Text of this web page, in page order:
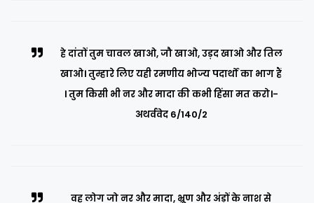
हे दांतों तुम चावल खाओ, जौ खाओ, उड़द खाओ और तिल
खाओ। तुम्हारे लिए यही रमणीय भोज्य पदार्थों का भाग हैं
। तुम किसी भी नर और मादा की कभी हिंसा मत करो।-
अथर्ववेद 6/140/2
वह लोग जो नर और मादा, भ्रूण और अंड़ों के नाश से